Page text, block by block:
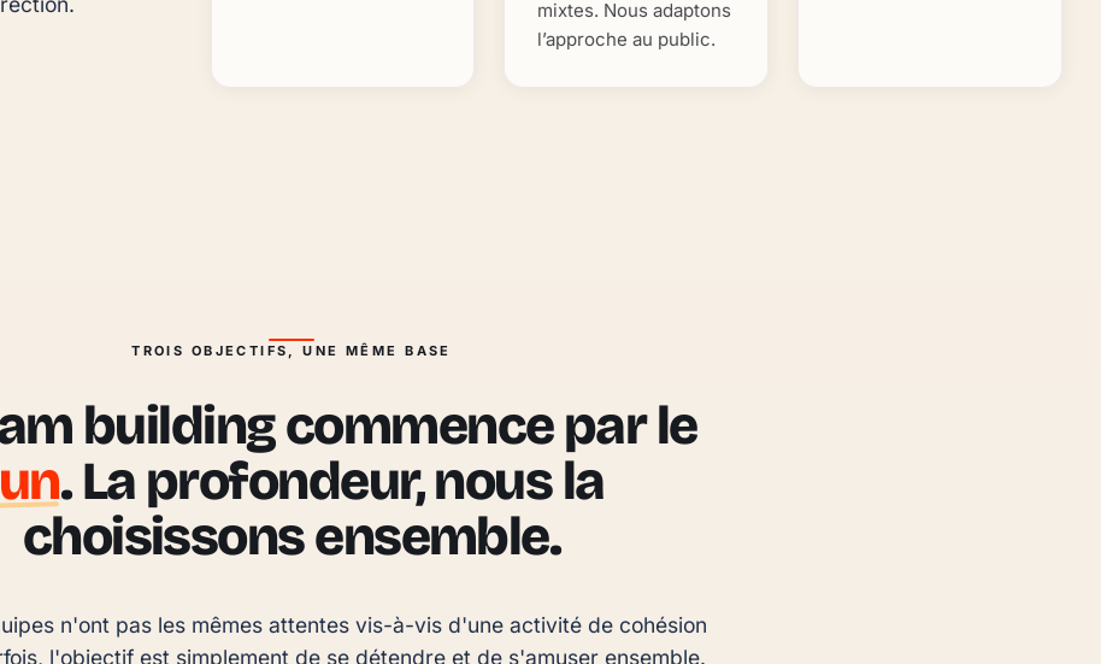
mixtes. Nous adaptons
l’approche au public.
TROIS OBJECTIFS, UNE MÊME BASE
building commence par le
. La profondeur, nous la
choisissons ensemble.
n'ont pas les mêmes attentes vis-à-vis d'une activité de cohésion
l'objectif est simplement de se détendre et de s'amuser ensemble.